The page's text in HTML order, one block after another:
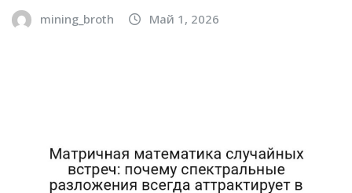
mining_broth Май 1, 2026